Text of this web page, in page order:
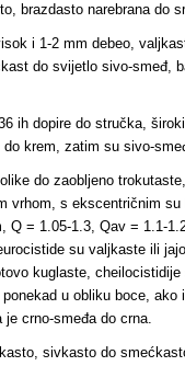
brazdasto narebrana do
i 1-2 mm debeo,
do svijetlo sivo-smeđ,
ih dopire do stručka,
krem, zatim su sivo-
do zaobljeno
vrhom, s ekscentričnim
Q = 1.05-1.3, Qav = 1.1-
su valjkaste ili
kuglaste,
u obliku boce, ako
je crno-smeđa do crna.
sivkasto do